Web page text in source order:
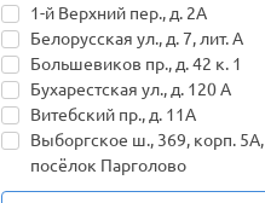
Fronway
General (by Continental)
Gislaved
Goform
Goodride
Goodyear
Greentrac
1-й Верхний пер., д. 2А
Белорусская ул., д. 7, лит. А
Большевиков пр., д. 42 к. 1
Бухарестская ул., д. 120 А
Витебский пр., д. 11А
Выборгское ш., 369, корп. 5А,
посёлок Парголово
КИМа пр., д. 6, В.О.